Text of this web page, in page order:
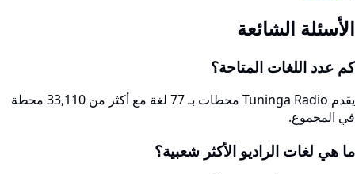
الأسئلة الشائعة
كم عدد اللغات المتاحة؟
يقدم Tuninga Radio محطات بـ 77 لغة مع أكثر من 33,110 محطة
في المجموع.
ما هي لغات الراديو الأكثر شعبية؟